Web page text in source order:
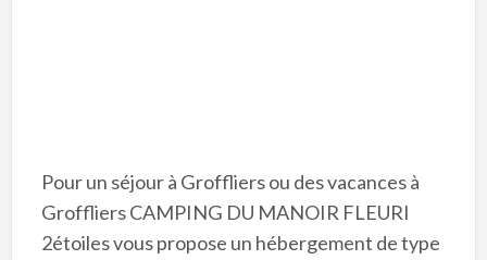
Pour un séjour à Groffliers ou des vacances à
Groffliers CAMPING DU MANOIR FLEURI
2étoiles vous propose un hébergement de type